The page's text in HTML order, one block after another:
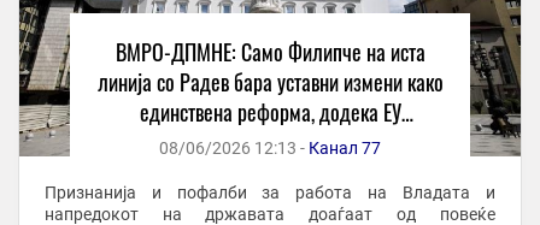
ВМРО-ДПМНЕ: Само Филипче на иста
линија со Радев бара уставни измени како
единствена реформа, додека ЕУ
претставници и институции го признаваат
08/06/2026 12:13 - Канал 77
Признанија и пофалби за работа на Владата и
напредокот на државата доаѓаат од повеќе